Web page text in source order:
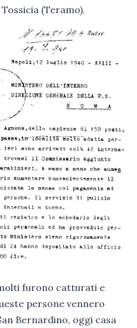
(Teramo).
furono catturati e
persone vennero
Bernardino, oggi casa